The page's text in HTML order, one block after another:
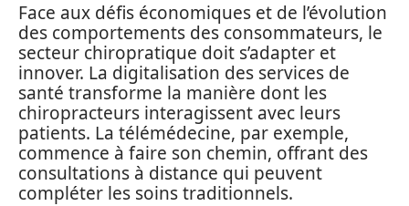
Face aux défis économiques et de l’évolution
des comportements des consommateurs, le
secteur chiropratique doit s’adapter et
innover. La digitalisation des services de
santé transforme la manière dont les
chiropracteurs interagissent avec leurs
patients. La télémédecine, par exemple,
commence à faire son chemin, offrant des
consultations à distance qui peuvent
compléter les soins traditionnels.